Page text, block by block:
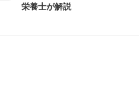
栄養士が解説